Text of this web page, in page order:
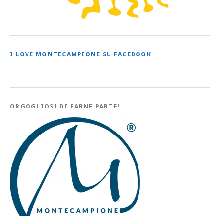
I LOVE MONTECAMPIONE SU FACEBOOK
ORGOGLIOSI DI FARNE PARTE!